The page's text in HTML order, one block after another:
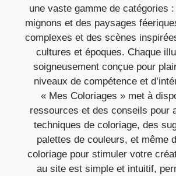
une vaste gamme de catégories
mignons et des paysages
complexes et des scènes
cultures et époques. Chaque
soigneusement conçue pour
niveaux de compétence et
« Mes Coloriages » met à
ressources et des conseils pour
techniques de coloriage, des
palettes de couleurs, et même
coloriage pour stimuler votre
au site est simple et intuitif,